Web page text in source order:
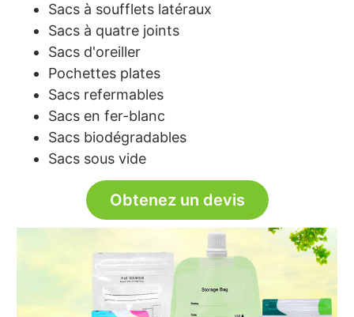
Sacs à soufflets latéraux
Sacs à quatre joints
Sacs d'oreiller
Pochettes plates
Sacs refermables
Sacs en fer-blanc
Sacs biodégradables
Sacs sous vide
Obtenez un devis